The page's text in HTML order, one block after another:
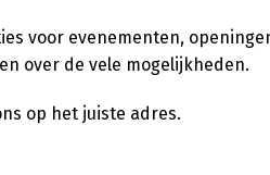
voor evenementen,
over de vele mogelijkheden.
op het juiste adres.